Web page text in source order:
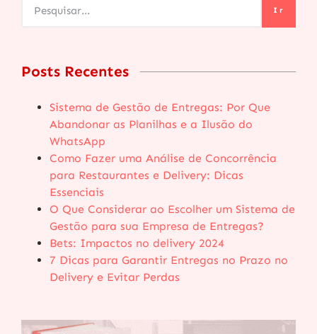
Ir
Posts Recentes
Sistema de Gestão de Entregas: Por Que
Abandonar as Planilhas e a Ilusão do
WhatsApp
Como Fazer uma Análise de Concorrência
para Restaurantes e Delivery: Dicas
Essenciais
O Que Considerar ao Escolher um Sistema de
Gestão para sua Empresa de Entregas?
Bets: Impactos no delivery 2024
7 Dicas para Garantir Entregas no Prazo no
Delivery e Evitar Perdas